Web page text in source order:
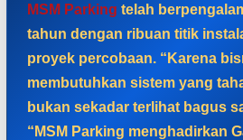
MSM Parking telah
tahun dengan ribuan titik
proyek percobaan. “Karena
membutuhkan sistem yang
bukan sekadar terlihat bagus
“MSM Parking menghadirkan